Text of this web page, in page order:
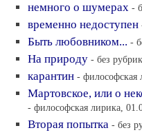
немного о шумерах -
временно недоступен
Быть любовником... -
На природу - без
карантин - философская
Мартовское, или о
- философская лирика,
Вторая попытка - без